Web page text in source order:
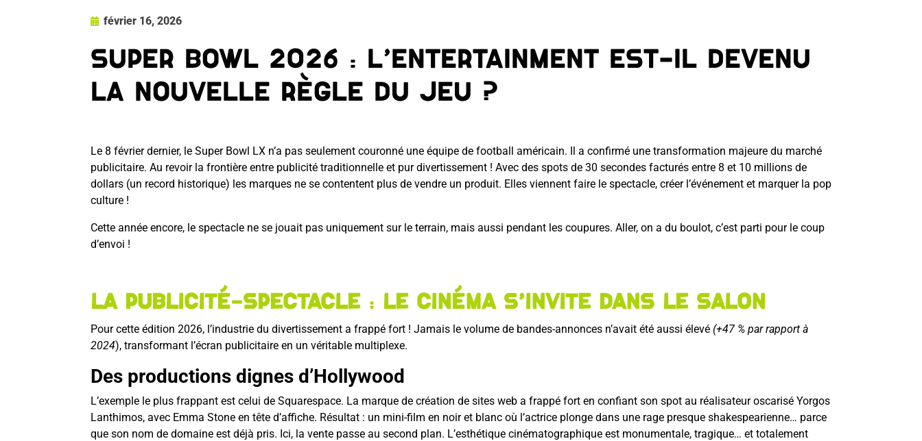
février 16, 2026
Super Bowl 2026 : l’entertainment est-il devenu
la nouvelle règle du jeu ?
Le 8 février dernier, le Super Bowl LX n’a pas seulement couronné une équipe de football américain. Il a confirmé une transformation majeure du marché
publicitaire. Au revoir la frontière entre publicité traditionnelle et pur divertissement ! Avec des spots de 30 secondes facturés entre 8 et 10 millions de
dollars (un record historique) les marques ne se contentent plus de vendre un produit. Elles viennent faire le spectacle, créer l’événement et marquer la pop
culture !
Cette année encore, le spectacle ne se jouait pas uniquement sur le terrain, mais aussi pendant les coupures. Aller, on a du boulot, c’est parti pour le coup
d’envoi !
La publicité-spectacle : le cinéma s’invite dans le salon
Pour cette édition 2026, l’industrie du divertissement a frappé fort ! Jamais le volume de bandes-annonces n’avait été aussi élevé (+47 % par rapport à
2024), transformant l’écran publicitaire en un véritable multiplexe.
Des productions dignes d’Hollywood
L’exemple le plus frappant est celui de Squarespace. La marque de création de sites web a frappé fort en confiant son spot au réalisateur oscarisé Yorgos
Lanthimos, avec Emma Stone en tête d’affiche. Résultat : un mini-film en noir et blanc où l’actrice plonge dans une rage presque shakespearienne… parce
que son nom de domaine est déjà pris. Ici, la vente passe au second plan. L’esthétique cinématographique est monumentale, tragique… et totalement